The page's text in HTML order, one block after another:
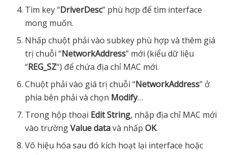
Tìm key “DriverDesc” phù hợp để tìm interface
mong muốn.
Nhấp chuột phải vào subkey phù hợp và thêm giá
trị chuỗi “NetworkAddress” mới (kiểu dữ liệu
“REG_SZ“) để chứa địa chỉ MAC mới.
Chuột phải vào giá trị chuỗi “NetworkAddress” ở
phía bên phải và chọn Modify…
Trong hộp thoại Edit String, nhập địa chỉ MAC mới
vào trườngValue datavà nhấpOK.
Vô hiệu hóa sau đó kích hoạt lại interface hoặc